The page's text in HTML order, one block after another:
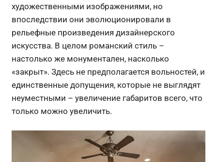
художественными изображениями, но
впоследствии они эволюционировали в
рельефные произведения дизайнерского
искусства. В целом романский стиль –
настолько же монументален, насколько
«закрыт». Здесь не предполагается вольностей, и
единственные допущения, которые не выглядят
неуместными – увеличение габаритов всего, что
только можно увеличить.